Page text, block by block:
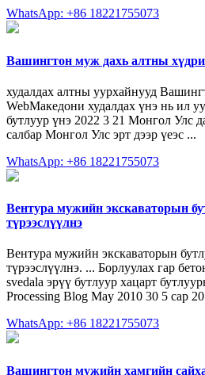
WhatsApp: +86 18221755073
Вашингтон муж дахь алтны
худалдах алтны уурхайнууд
WebМакедони худалдах үнэ нь ил
бутлуур үнэ 2022 3 21 Монгол Улс
салбар Монгол Улс эрт дээр үеэс ...
WhatsApp: +86 18221755073
Вентура мужийн экскаваторын
түрээслүүлнэ
Вентура мужийн экскаваторын
түрээслүүлнэ. ... Борлуулах гар
svedala эрүү бутлуур хацарт
Processing Blog May 2010 30 5 сар
WhatsApp: +86 18221755073
Вашингтон мужийн хамгийн